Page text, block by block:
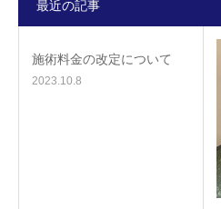
最近の記事
施術料金の改定について
2023.10.8